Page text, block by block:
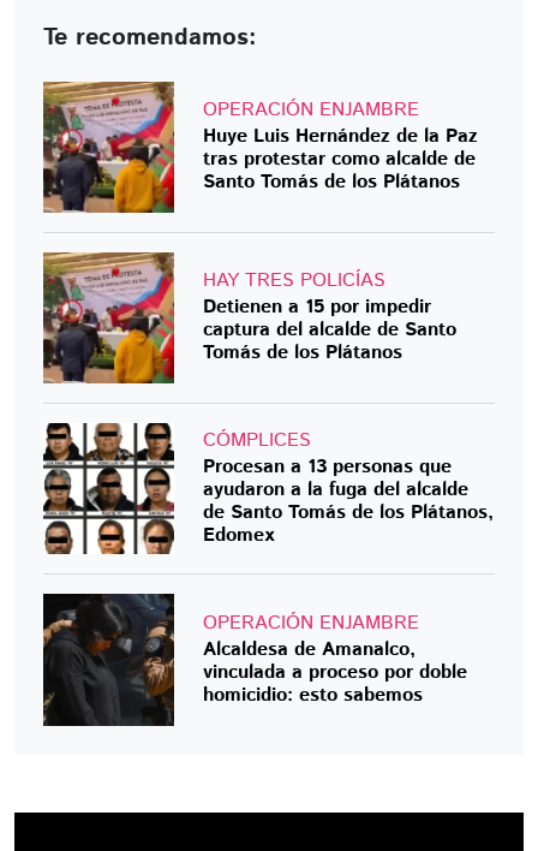
Te recomendamos:
OPERACIÓN ENJAMBRE
Huye Luis Hernández de la Paz
tras protestar como alcalde de
Santo Tomás de los Plátanos
HAY TRES POLICÍAS
Detienen a 15 por impedir
captura del alcalde de Santo
Tomás de los Plátanos
CÓMPLICES
Procesan a 13 personas que
ayudaron a la fuga del alcalde
de Santo Tomás de los Plátanos,
Edomex
OPERACIÓN ENJAMBRE
Alcaldesa de Amanalco,
vinculada a proceso por doble
homicidio: esto sabemos